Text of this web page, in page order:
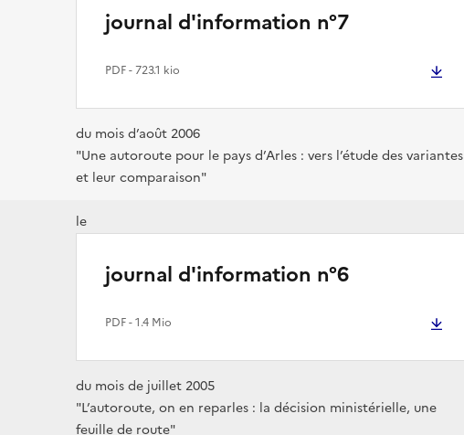
journal d'information n°7
PDF- 723.1 kio
du mois d’août 2006
"Une autoroute pour le pays d’Arles : vers l’étude des variantes
et leur comparaison"
le
journal d'information n°6
PDF- 1.4 Mio
du mois de juillet 2005
"L’autoroute, on en reparles : la décision ministérielle, une
feuille de route"